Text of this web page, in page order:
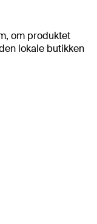
om produktet
lokale butikken